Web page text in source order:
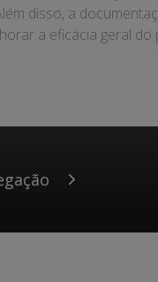
disso, a
a eficácia geral do